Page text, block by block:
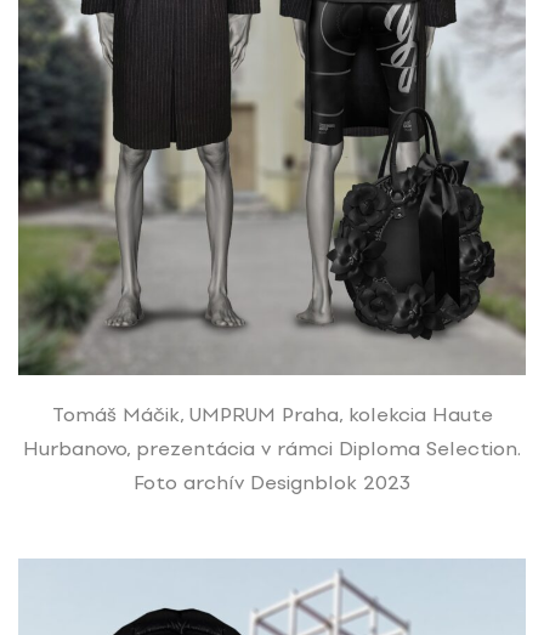
Tomáš Máčik, UMPRUM Praha, kolekcia Haute
Hurbanovo, prezentácia v rámci Diploma Selection.
Foto archív Designblok 2023